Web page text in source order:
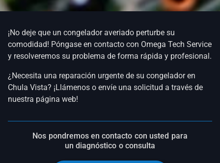
¡No deje que un congelador averiado perturbe su
comodidad! Póngase en contacto con Omega Tech Service
y resolveremos su problema de forma rápida y profesional.
¿Necesita una reparación urgente de su congelador en
Chula Vista? ¡Llámenos o envíe una solicitud a través de
nuestra página web!
Nos pondremos en contacto con usted para
un diagnóstico o consulta